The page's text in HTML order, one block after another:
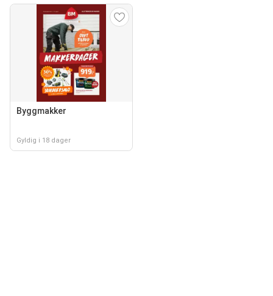
Byggmakker
Gyldig i 18 dager